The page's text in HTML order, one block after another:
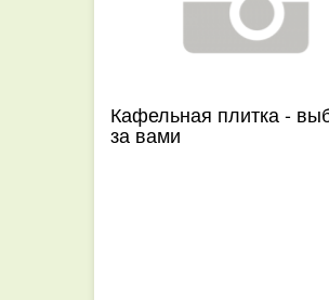
Кафельная плитка -
за вами